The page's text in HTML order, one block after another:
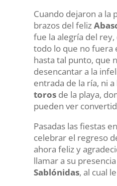
Cuando dejaron a la
brazos del feliz
fue la alegría del
todo lo que no fuera
hasta tal punto, que
desencantar a la
entrada de la ría, ni
torosde la playa,
pueden ver
Pasadas las fiestas
celebrar el regreso
ahora feliz y
llamar a su
Sablónidas, al cual